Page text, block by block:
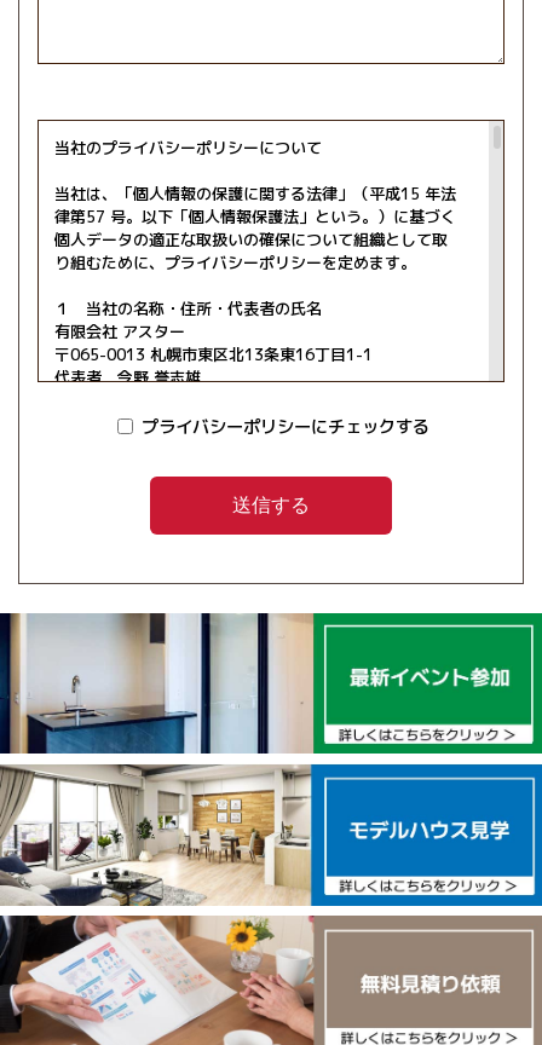
当社のプライバシーポリシーについて
当社は、「個人情報の保護に関する法律」（平成15 年法
律第57 号。以下「個人情報保護法」という。）に基づく
個人データの適正な取扱いの確保について組織として取
り組むために、プライバシーポリシーを定めます。
１ 当社の名称・住所・代表者の氏名
有限会社 アスター
〒065-0013 札幌市東区北13条東16丁目1-1
代表者 今野 誉志雄
２ 関係法令・ガイドライン等の遵守
て、個人データ（個人情報保護法第１６条第３項に定め
るものをいう。以下、同様）の適正な取扱いを行いま
当社は、個人情報を取得する際には、利用目的を公表ま
む。）、また、直接ご本人様から契約書その他の書面
場合にはあらかじめ利用目的を明示し、適法かつ公正な
手段によって取得いたします。
当社は、利用目的の達成に必要な範囲内で適正に個人情
報を利用いたします。
４ 個人情報の利用目的
当社は、以下の目的で個人情報を利用します。
（１）お客様に関する個人情報
【利用目的】
・下記の事業に関し、訪問、ダイレクトメールの発送、
電話による勧誘、電子メールによる勧誘等の営業活動並
びに契約に関連した事務手続きを行うため。
ア 建築資材の販売
イ 建設工事業の請負
ウ 宅地の造成
エ 土地付住宅の施工販売
プライバシーポリシーにチェックする